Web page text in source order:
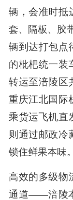
辆，会准时抵
套、隔板、胶
辆到达打包点
的枇杷统一装
转运至涪陵区
重庆江北国际
乘货运飞机直
则通过邮政冷
锁住鲜果本味。
高效的多级物
通道——涪陵